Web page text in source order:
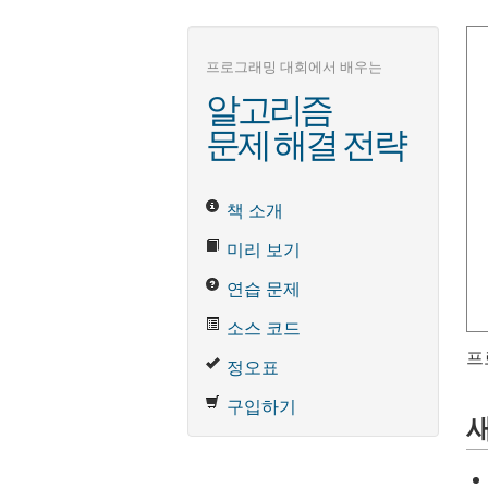
프로그래밍 대회에서 배우는
알고리즘
문제 해결 전략
책 소개
미리 보기
연습 문제
소스 코드
정오표
구입하기